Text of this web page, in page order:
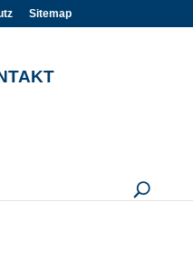
Sitemap
U